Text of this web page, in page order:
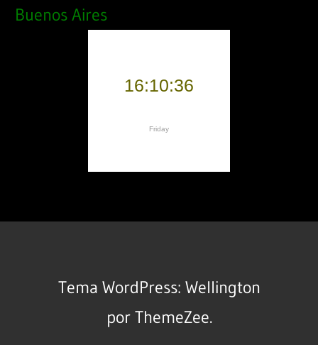
Buenos Aires
Tema WordPress: Wellington
por ThemeZee.